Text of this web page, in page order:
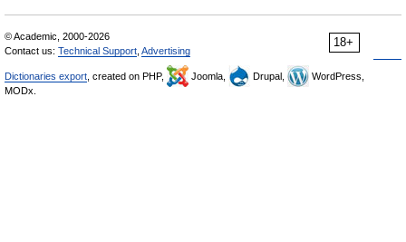
18+
© Academic, 2000-2026
Contact us: Technical Support Advertising
Dictionaries export , created on PHP, Joomla, Drupal,
WordPress,
MODx.